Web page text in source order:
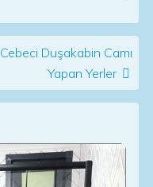
Cebeci Duşakabin Camı
Yapan Yerler